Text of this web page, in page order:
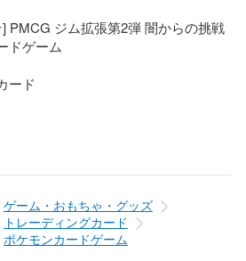
PMCG ジム拡張第2弾 闇からの挑戦
ドゲーム
ード
ゲーム・おもちゃ・グッズ
トレーディングカード
ポケモンカードゲーム